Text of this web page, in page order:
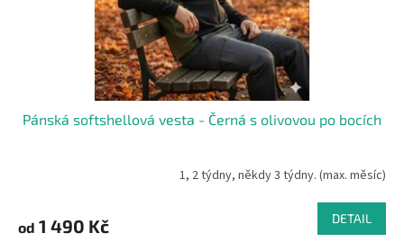
Pánská softshellová vesta - Černá s olivovou po bocích
1, 2 týdny, někdy 3 týdny. (max. měsíc)
od 1 490 Kč DETAIL